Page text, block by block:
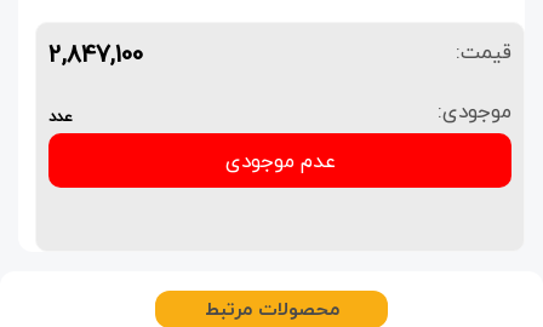
قیمت: 2,847,100
موجودی: عدد
عدم موجودی
محصولات مرتبط